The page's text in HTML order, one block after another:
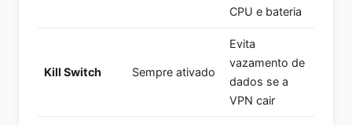
CPU e bateria
Kill Switch Sempre ativado
Evita
vazamento de
dados se a
VPN cair